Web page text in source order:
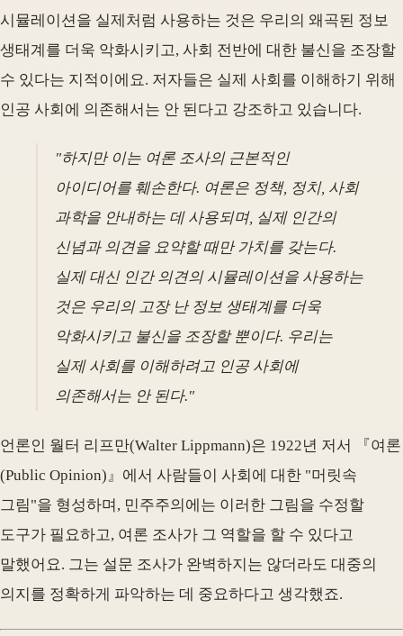
시뮬레이션을 실제처럼 사용하는 것은 우리의 왜곡된 정보
생태계를 더욱 악화시키고, 사회 전반에 대한 불신을 조장할
수 있다는 지적이에요. 저자들은 실제 사회를 이해하기 위해
인공 사회에 의존해서는 안 된다고 강조하고 있습니다.
"하지만 이는 여론 조사의 근본적인
아이디어를 훼손한다. 여론은 정책, 정치, 사회
과학을 안내하는 데 사용되며, 실제 인간의
신념과 의견을 요약할 때만 가치를 갖는다.
실제 대신 인간 의견의 시뮬레이션을 사용하는
것은 우리의 고장 난 정보 생태계를 더욱
악화시키고 불신을 조장할 뿐이다. 우리는
실제 사회를 이해하려고 인공 사회에
의존해서는 안 된다."
언론인 월터 리프만(Walter Lippmann)은 1922년 저서 『여론
(Public Opinion)』에서 사람들이 사회에 대한 "머릿속
그림"을 형성하며, 민주주의에는 이러한 그림을 수정할
도구가 필요하고, 여론 조사가 그 역할을 할 수 있다고
말했어요. 그는 설문 조사가 완벽하지는 않더라도 대중의
의지를 정확하게 파악하는 데 중요하다고 생각했죠.